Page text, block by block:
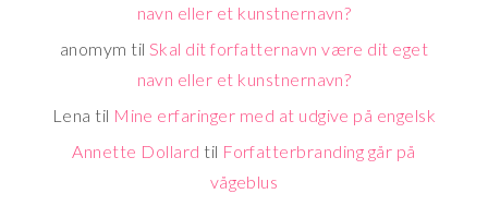
navn eller et kunstnernavn?
anomym til Skal dit forfatternavn være dit eget
navn eller et kunstnernavn?
Lena til Mine erfaringer med at udgive på engelsk
Annette Dollard til Forfatterbranding går på
vågeblus